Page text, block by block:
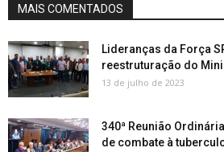
MAIS COMENTADOS
Lideranças da Força
reestruturação do
13 de julho de 2023
340ª Reunião
de combate à